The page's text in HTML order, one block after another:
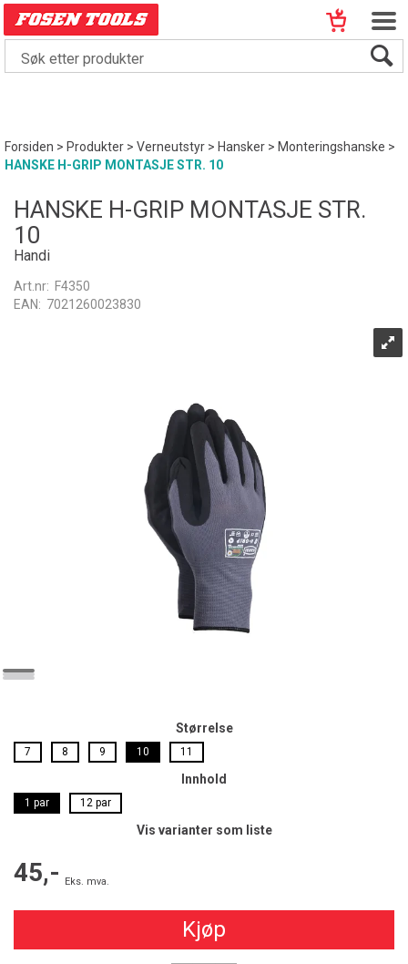
Forsiden>Produkter>Verneutstyr>Hansker>Monteringshanske>
HANSKE H-GRIP MONTASJE STR. 10
HANSKE H-GRIP MONTASJE STR.
10
Handi
Art.nr: F4350
EAN: 7021260023830
Størrelse
7 8 9 10 11
Innhold
1 par 12 par
Vis varianter som liste
45,- Eks. mva.
Kjøp